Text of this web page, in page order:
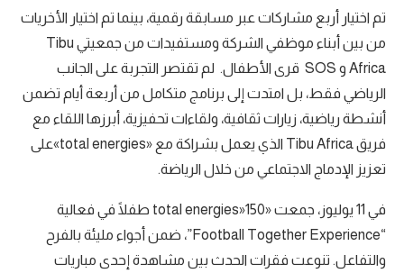
تم اختيار أربع مشاركات عبر مسابقة رقمية، بينما تم اختيار الأخريات
من بين أبناء موظفي الشركة ومستفيدات من جمعيتي Tibu
Africa و SOS قرى الأطفال. لم تقتصر التجربة على الجانب
الرياضي فقط، بل امتدت إلى برنامج متكامل من أربعة أيام تضمن
أنشطة رياضية، زيارات ثقافية، ولقاءات تحفيزية، أبرزها اللقاء مع
فريق Tibu Africa الذي يعمل بشراكة مع «total energies»على
تعزيز الإدماج الاجتماعي من خلال الرياضة.
في 11 يوليوز، جمعت «total energies»150 طفلًا في فعالية
“Football Together Experience”، ضمن أجواء مليئة بالفرح
والتفاعل. تنوعت فقرات الحدث بين مشاهدة إحدى مباريات